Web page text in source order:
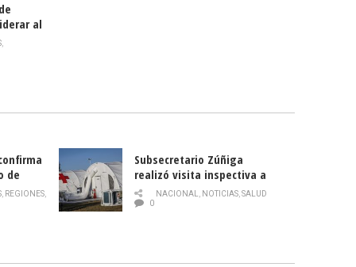
al
,
de
, REGIONES,
Subsecretario Zúñiga
realizó visita inspectiva a
Hospital Modular Sótero del
Río
NACIONAL, NOTICIAS,SALUD
0